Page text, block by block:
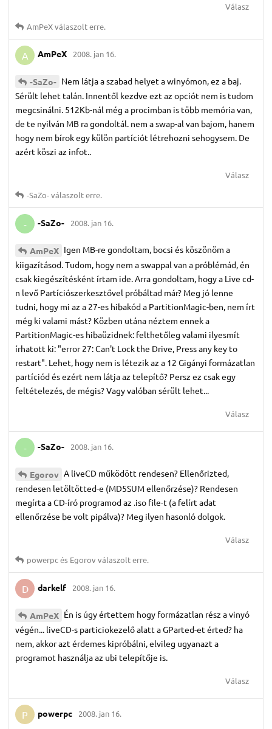
Válasz
AmPeXválaszolt erre.
A AmPeX 2008. jan 16.
-SaZo- Nem látja a szabad helyet a winyómon, ez a baj.
Sérült lehet talán. Innentől kezdve ezt az opciót nem is tudom
megcsinálni. 512Kb-nál még a procimban is több memória van,
de te nyilván MB ra gondoltál. nem a swap-al van bajom, hanem
hogy nem bírok egy külön partíciót létrehozni sehogysem. De
azért köszi az infot..
Válasz
-SaZo-válaszolt erre.
- -SaZo- 2008. jan 16.
AmPeX Igen MB-re gondoltam, bocsi és köszönöm a
kiigazításod. Tudom, hogy nem a swappal van a próblémád, én
csak kiegészítésként írtam ide. Arra gondoltam, hogy a Live cd-
n levő Partíciószerkesztővel próbáltad már? Meg jó lenne
tudni, hogy mi az a 27-es hibakód a PartitionMagic-ben, nem írt
még ki valami mást? Közben utána néztem ennek a
PartitionMagic-es hibaüzidnek: felthetőleg valami ilyesmít
írhatott ki: "error 27: Can't Lock the Drive, Press any key to
restart". Lehet, hogy nem is létezik az a 12 Gigányi formázatlan
partíciód és ezért nem látja az telepítő? Persz ez csak egy
feltételezés, de mégis? Vagy valóban sérült lehet...
Válasz
- -SaZo- 2008. jan 16.
Egorov A liveCD működött rendesen? Ellenőrizted,
rendesen letöltötted-e (MD5SUM ellenőrzése)? Rendesen
megírta a CD-író programod az .iso file-t (a felírt adat
ellenőrzése be volt pipálva)? Meg ilyen hasonló dolgok.
Válasz
powerpcés Egorov válaszolt erre.
D darkelf 2008. jan 16.
AmPeX Én is úgy értettem hogy formázatlan rész a vinyó
végén... liveCD-s particiokezelő alatt a GParted-et érted? ha
nem, akkor azt érdemes kipróbálni, elvileg ugyanazt a
programot használja az ubi telepítője is.
Válasz
P powerpc 2008. jan 16.